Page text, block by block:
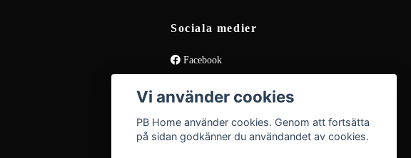
Sociala medier
Facebook
Vi använder cookies
PB Home använder cookies. Genom att fortsätta
på sidan godkänner du användandet av cookies.